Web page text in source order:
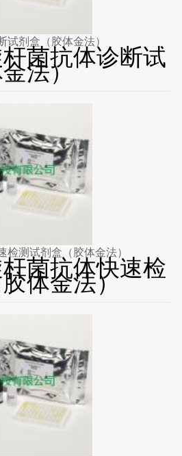
试剂盒（胶体金法）
菌抗体诊断试
法）
检测试剂盒（胶体金法）
菌抗体快速检
体金法）